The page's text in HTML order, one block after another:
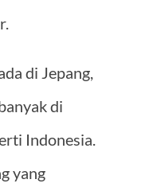
di Jepang,
di
Indonesia.
yang